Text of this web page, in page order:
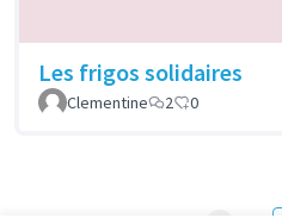
Les frigos solidaires
Clementine
2 0